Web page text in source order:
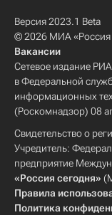
Версия 2023.1 Beta
© 2026 МИА «Россия
Вакансии
Сетевое издание
в Федеральной
информационных
(Роскомнадзор) 08
Свидетельство о
Учредитель:
предприятие
«Россия сегодня»
Правила
Политика